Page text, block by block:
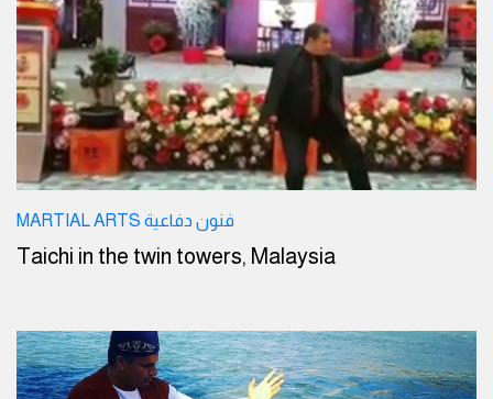
MARTIAL ARTS فنون دفاعية
Taichi in the twin towers, Malaysia